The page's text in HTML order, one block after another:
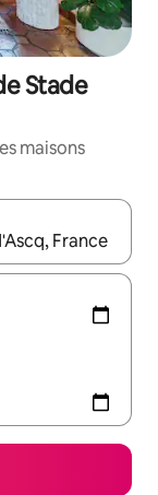
Stade
maisons
flèches vers le